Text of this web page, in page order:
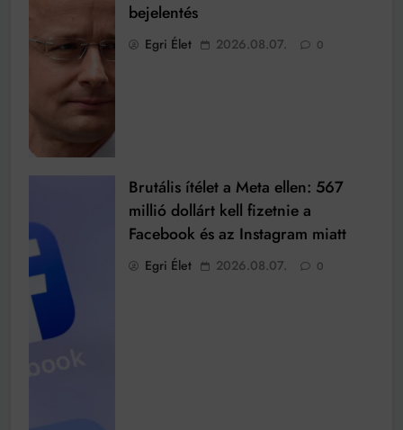
bejelentés
Egri Élet 2026.08.07. 0
Brutális ítélet a Meta ellen: 567
millió dollárt kell fizetnie a
Facebook és az Instagram miatt
Egri Élet 2026.08.07. 0